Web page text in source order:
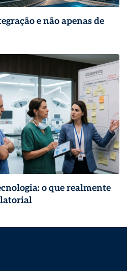
e não apenas de
o que realmente